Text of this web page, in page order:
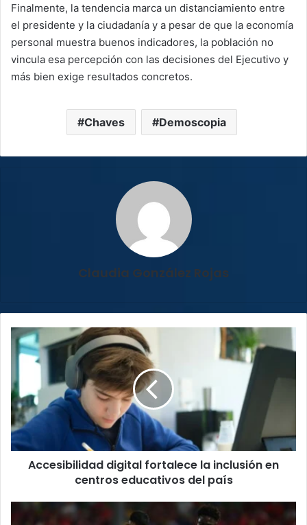
Finalmente, la tendencia marca un distanciamiento entre
el presidente y la ciudadanía y a pesar de que la economía
personal muestra buenos indicadores, la población no
vincula esa percepción con las decisiones del Ejecutivo y
más bien exige resultados concretos.
Chaves Demoscopia
Claudia González Rojas
Accesibilidad
digital
fortalece
inclusión
en
centros
educativos
del
Accesibilidad digital fortalece la inclusión en
centros educativos del país